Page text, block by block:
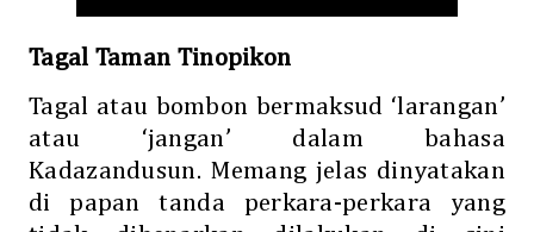
Tagal Taman Tinopikon
Tagal atau bombon bermaksud ‘larangan’
atau ‘jangan’ dalam bahasa
Kadazandusun. Memang jelas dinyatakan
di papan tanda perkara-perkara yang